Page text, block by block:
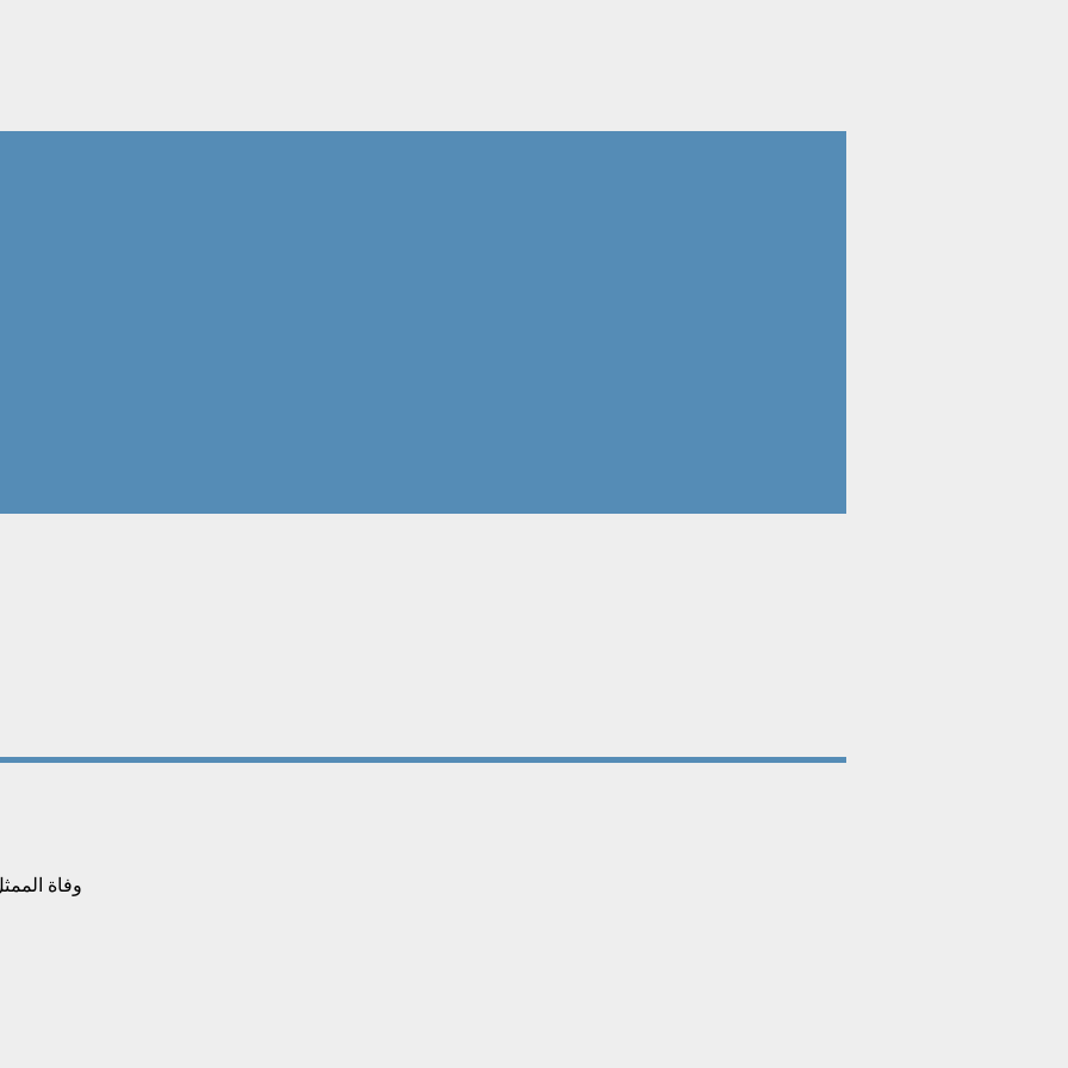
وفاة الممثل